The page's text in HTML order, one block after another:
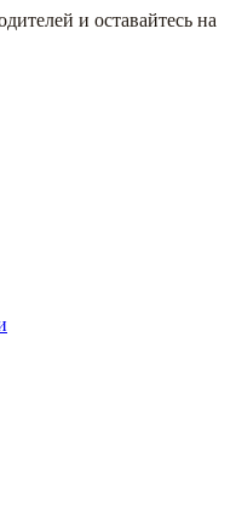
и оставайтесь на